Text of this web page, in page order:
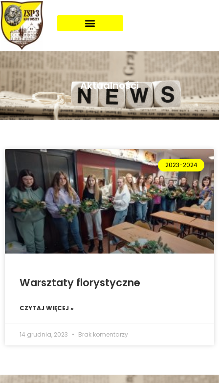
Aktualności
2023-2024
Warsztaty florystyczne
CZYTAJ WIĘCEJ »
14 grudnia, 2023 Brak komentarzy